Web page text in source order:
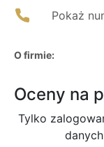
Pokaż
O firmie:
Oceny na
Tylko